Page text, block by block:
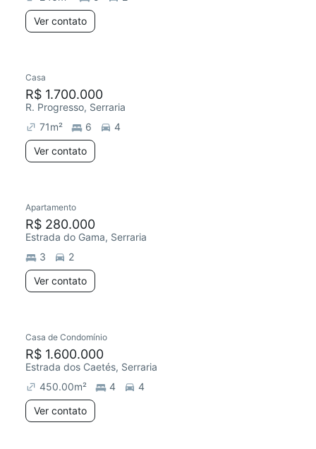
Ver contato
Casa
R$ 1.700.000
R. Progresso, Serraria
71m² 6
4
Ver contato
Apartamento
R$ 280.000
Estrada do Gama, Serraria
3
2
Ver contato
Casa de Condomínio
R$ 1.600.000
Estrada dos Caetés, Serraria
450.00m² 4
4
Ver contato